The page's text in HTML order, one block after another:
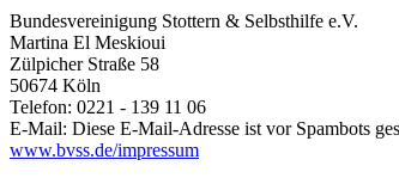
Bundesvereinigung Stottern & Selbsthilfe e.V.
Martina El Meskioui
Zülpicher Straße 58
50674 Köln
Telefon: 0221 - 139 11 06
E-Mail: Diese E-Mail-Adresse ist vor Spambots
www.bvss.de/impressum